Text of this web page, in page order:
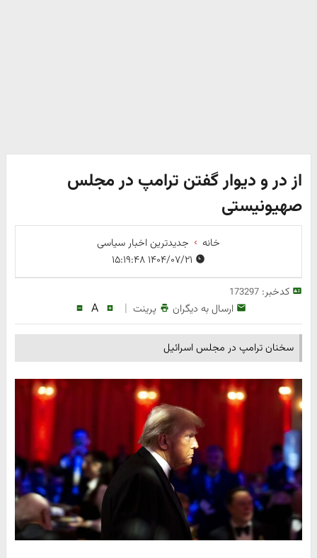
از در و دیوار گفتن ترامپ در مجلس
صهیونیستی
خانه
جدیدترین اخبار سیاسی
کدخبر:173297
ارسال به دیگران پرینت |
A
سخنان ترامپ در مجلس اسرائیل